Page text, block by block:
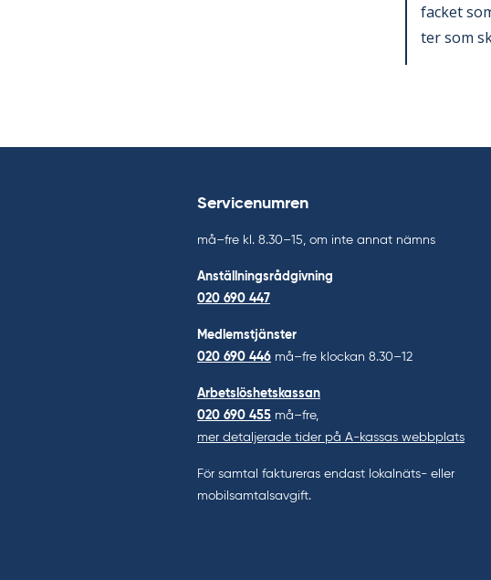
fac­ket
ter som
Servicenumren
må–fre kl. 8.30–15, om inte annat nämns
Anställningsrådgivning
020 690 447
Medlemstjänster
020 690 446 må–fre klockan 8.30–12
Arbetslöshetskassan
020 690 455 må–fre,
mer detaljerade tider på A-kassas webbplats
För samtal faktureras endast lokalnäts- eller
mobilsamtalsavgift.